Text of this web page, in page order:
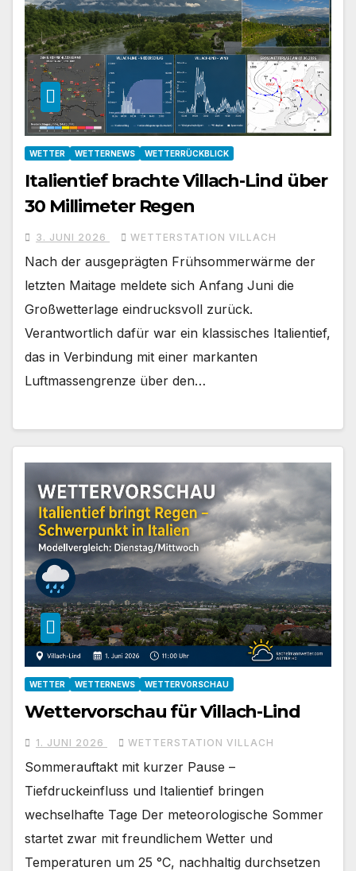
WETTER WETTERNEWS WETTERRÜCKBLICK
Italientief brachte Villach-Lind über
30 Millimeter Regen
3. JUNI 2026 WETTERSTATION VILLACH
Nach der ausgeprägten Frühsommerwärme der
letzten Maitage meldete sich Anfang Juni die
Großwetterlage eindrucksvoll zurück.
Verantwortlich dafür war ein klassisches Italientief,
das in Verbindung mit einer markanten
Luftmassengrenze über den…
WETTER WETTERNEWS WETTERVORSCHAU
Wettervorschau für Villach-Lind
1. JUNI 2026 WETTERSTATION VILLACH
Sommerauftakt mit kurzer Pause –
Tiefdruckeinfluss und Italientief bringen
wechselhafte Tage Der meteorologische Sommer
startet zwar mit freundlichem Wetter und
Temperaturen um 25 °C, nachhaltig durchsetzen